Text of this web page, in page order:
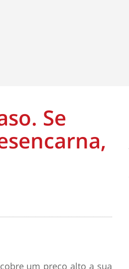
Se
um preço alto a sua